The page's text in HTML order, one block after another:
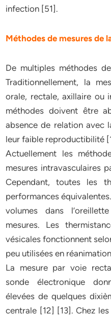
infection [51].
Méthodes de mesures de
De multiples méthodes
Traditionnellement, la
orale, rectale, axillaire ou
méthodes doivent être
absence de relation avec
leur faible reproductibilité
Actuellement les
mesures intravasculaires
Cependant, toutes les
performances
volumes dans
mesures. Les
vésicales fonctionnent
peu utilisées en
La mesure par voie
sonde électronique
élevées de quelques
centrale [12] [13]. Chez